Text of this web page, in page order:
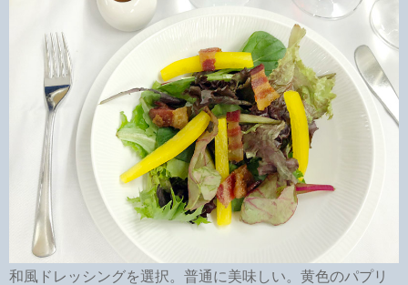
和風ドレッシングを選択。普通に美味しい。黄色のパプリ